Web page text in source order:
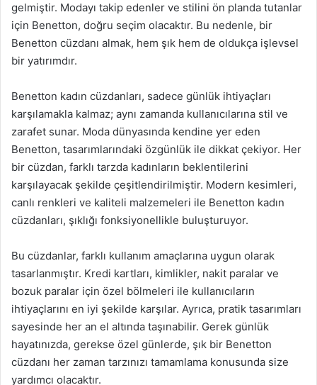
gelmiştir. Modayı takip edenler ve stilini ön planda tutanlar
için Benetton, doğru seçim olacaktır. Bu nedenle, bir
Benetton cüzdanı almak, hem şık hem de oldukça işlevsel
bir yatırımdır.
Benetton kadın cüzdanları, sadece günlük ihtiyaçları
karşılamakla kalmaz; aynı zamanda kullanıcılarına stil ve
zarafet sunar. Moda dünyasında kendine yer eden
Benetton, tasarımlarındaki özgünlük ile dikkat çekiyor. Her
bir cüzdan, farklı tarzda kadınların beklentilerini
karşılayacak şekilde çeşitlendirilmiştir. Modern kesimleri,
canlı renkleri ve kaliteli malzemeleri ile Benetton kadın
cüzdanları, şıklığı fonksiyonellikle buluşturuyor.
Bu cüzdanlar, farklı kullanım amaçlarına uygun olarak
tasarlanmıştır. Kredi kartları, kimlikler, nakit paralar ve
bozuk paralar için özel bölmeleri ile kullanıcıların
ihtiyaçlarını en iyi şekilde karşılar. Ayrıca, pratik tasarımları
sayesinde her an el altında taşınabilir. Gerek günlük
hayatınızda, gerekse özel günlerde, şık bir Benetton
cüzdanı her zaman tarzınızı tamamlama konusunda size
yardımcı olacaktır.